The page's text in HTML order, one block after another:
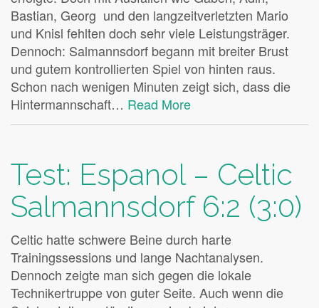
Bastian, Georg und den langzeitverletzten Mario
und Knisl fehlten doch sehr viele Leistungsträger.
Dennoch: Salmannsdorf begann mit breiter Brust
und gutem kontrollierten Spiel von hinten raus.
Schon nach wenigen Minuten zeigt sich, dass die
Hintermannschaft… Read More
Test: Espanol – Celtic
Salmannsdorf 6:2 (3:0)
Celtic hatte schwere Beine durch harte
Trainingssessions und lange Nachtanalysen.
Dennoch zeigte man sich gegen die lokale
Technikertruppe von guter Seite. Auch wenn die